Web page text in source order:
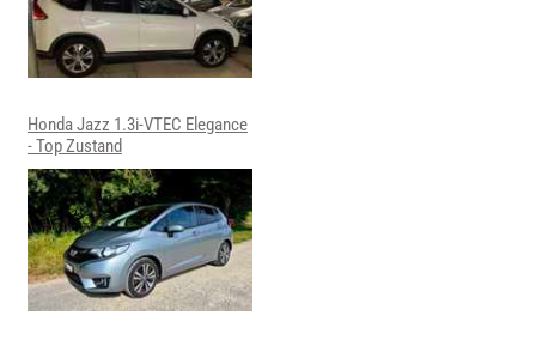
Honda Jazz 1.3i-VTEC Elegance
- Top Zustand